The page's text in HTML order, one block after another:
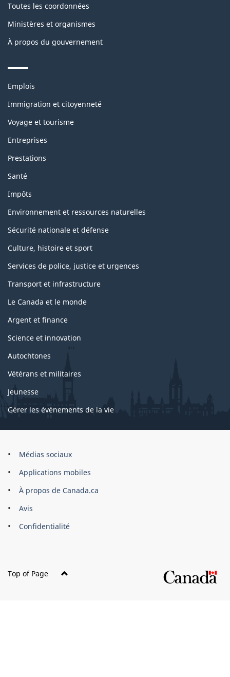
Toutes les coordonnées
Ministères et organismes
À propos du gouvernement
Themes
topics
Emplois
Immigration et citoyenneté
Voyage et tourisme
Entreprises
Prestations
Santé
Impôts
Environnement et ressources naturelles
Sécurité nationale et défense
Culture, histoire et sport
Services de police, justice et urgences
Transport et infrastructure
Le Canada et le monde
Argent et finance
Science et innovation
Autochtones
Vétérans et militaires
Jeunesse
Gérer les événements de la vie
Organisation
gouvernement
du
Canada
Médias sociaux
Applications mobiles
À propos de Canada.ca
Avis
Confidentialité
Top of Page